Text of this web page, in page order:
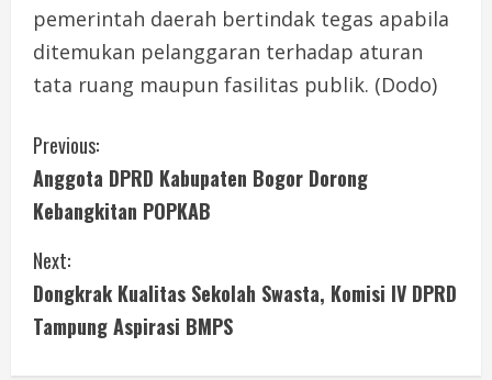
pemerintah daerah bertindak tegas apabila
ditemukan pelanggaran terhadap aturan
tata ruang maupun fasilitas publik. (Dodo)
C
o
n
t
i
Previous:
Anggota DPRD Kabupaten Bogor Dorong
Kebangkitan POPKAB
Next:
Dongkrak Kualitas Sekolah Swasta, Komisi IV DPRD
Tampung Aspirasi BMPS